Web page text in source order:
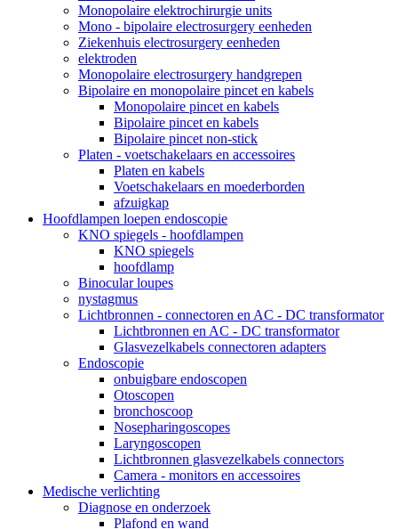
Monopolaire elektrochirurgie units
Mono - bipolaire electrosurgery eenheden
Ziekenhuis electrosurgery eenheden
elektroden
Monopolaire electrosurgery handgrepen
Bipolaire en monopolaire pincet en kabels
Monopolaire pincet en kabels
Bipolaire pincet en kabels
Bipolaire pincet non-stick
Platen - voetschakelaars en accessoires
Platen en kabels
Voetschakelaars en moederborden
afzuigkap
Hoofdlampen loepen endoscopie
KNO spiegels - hoofdlampen
KNO spiegels
hoofdlamp
Binocular loupes
nystagmus
Lichtbronnen - connectoren en AC - DC transformator
Lichtbronnen en AC - DC transformator
Glasvezelkabels connectoren adapters
Endoscopie
onbuigbare endoscopen
Otoscopen
bronchoscoop
Nosepharingoscopes
Laryngoscopen
Lichtbronnen glasvezelkabels connectors
Camera - monitors en accessoires
Medische verlichting
Diagnose en onderzoek
Plafond en wand